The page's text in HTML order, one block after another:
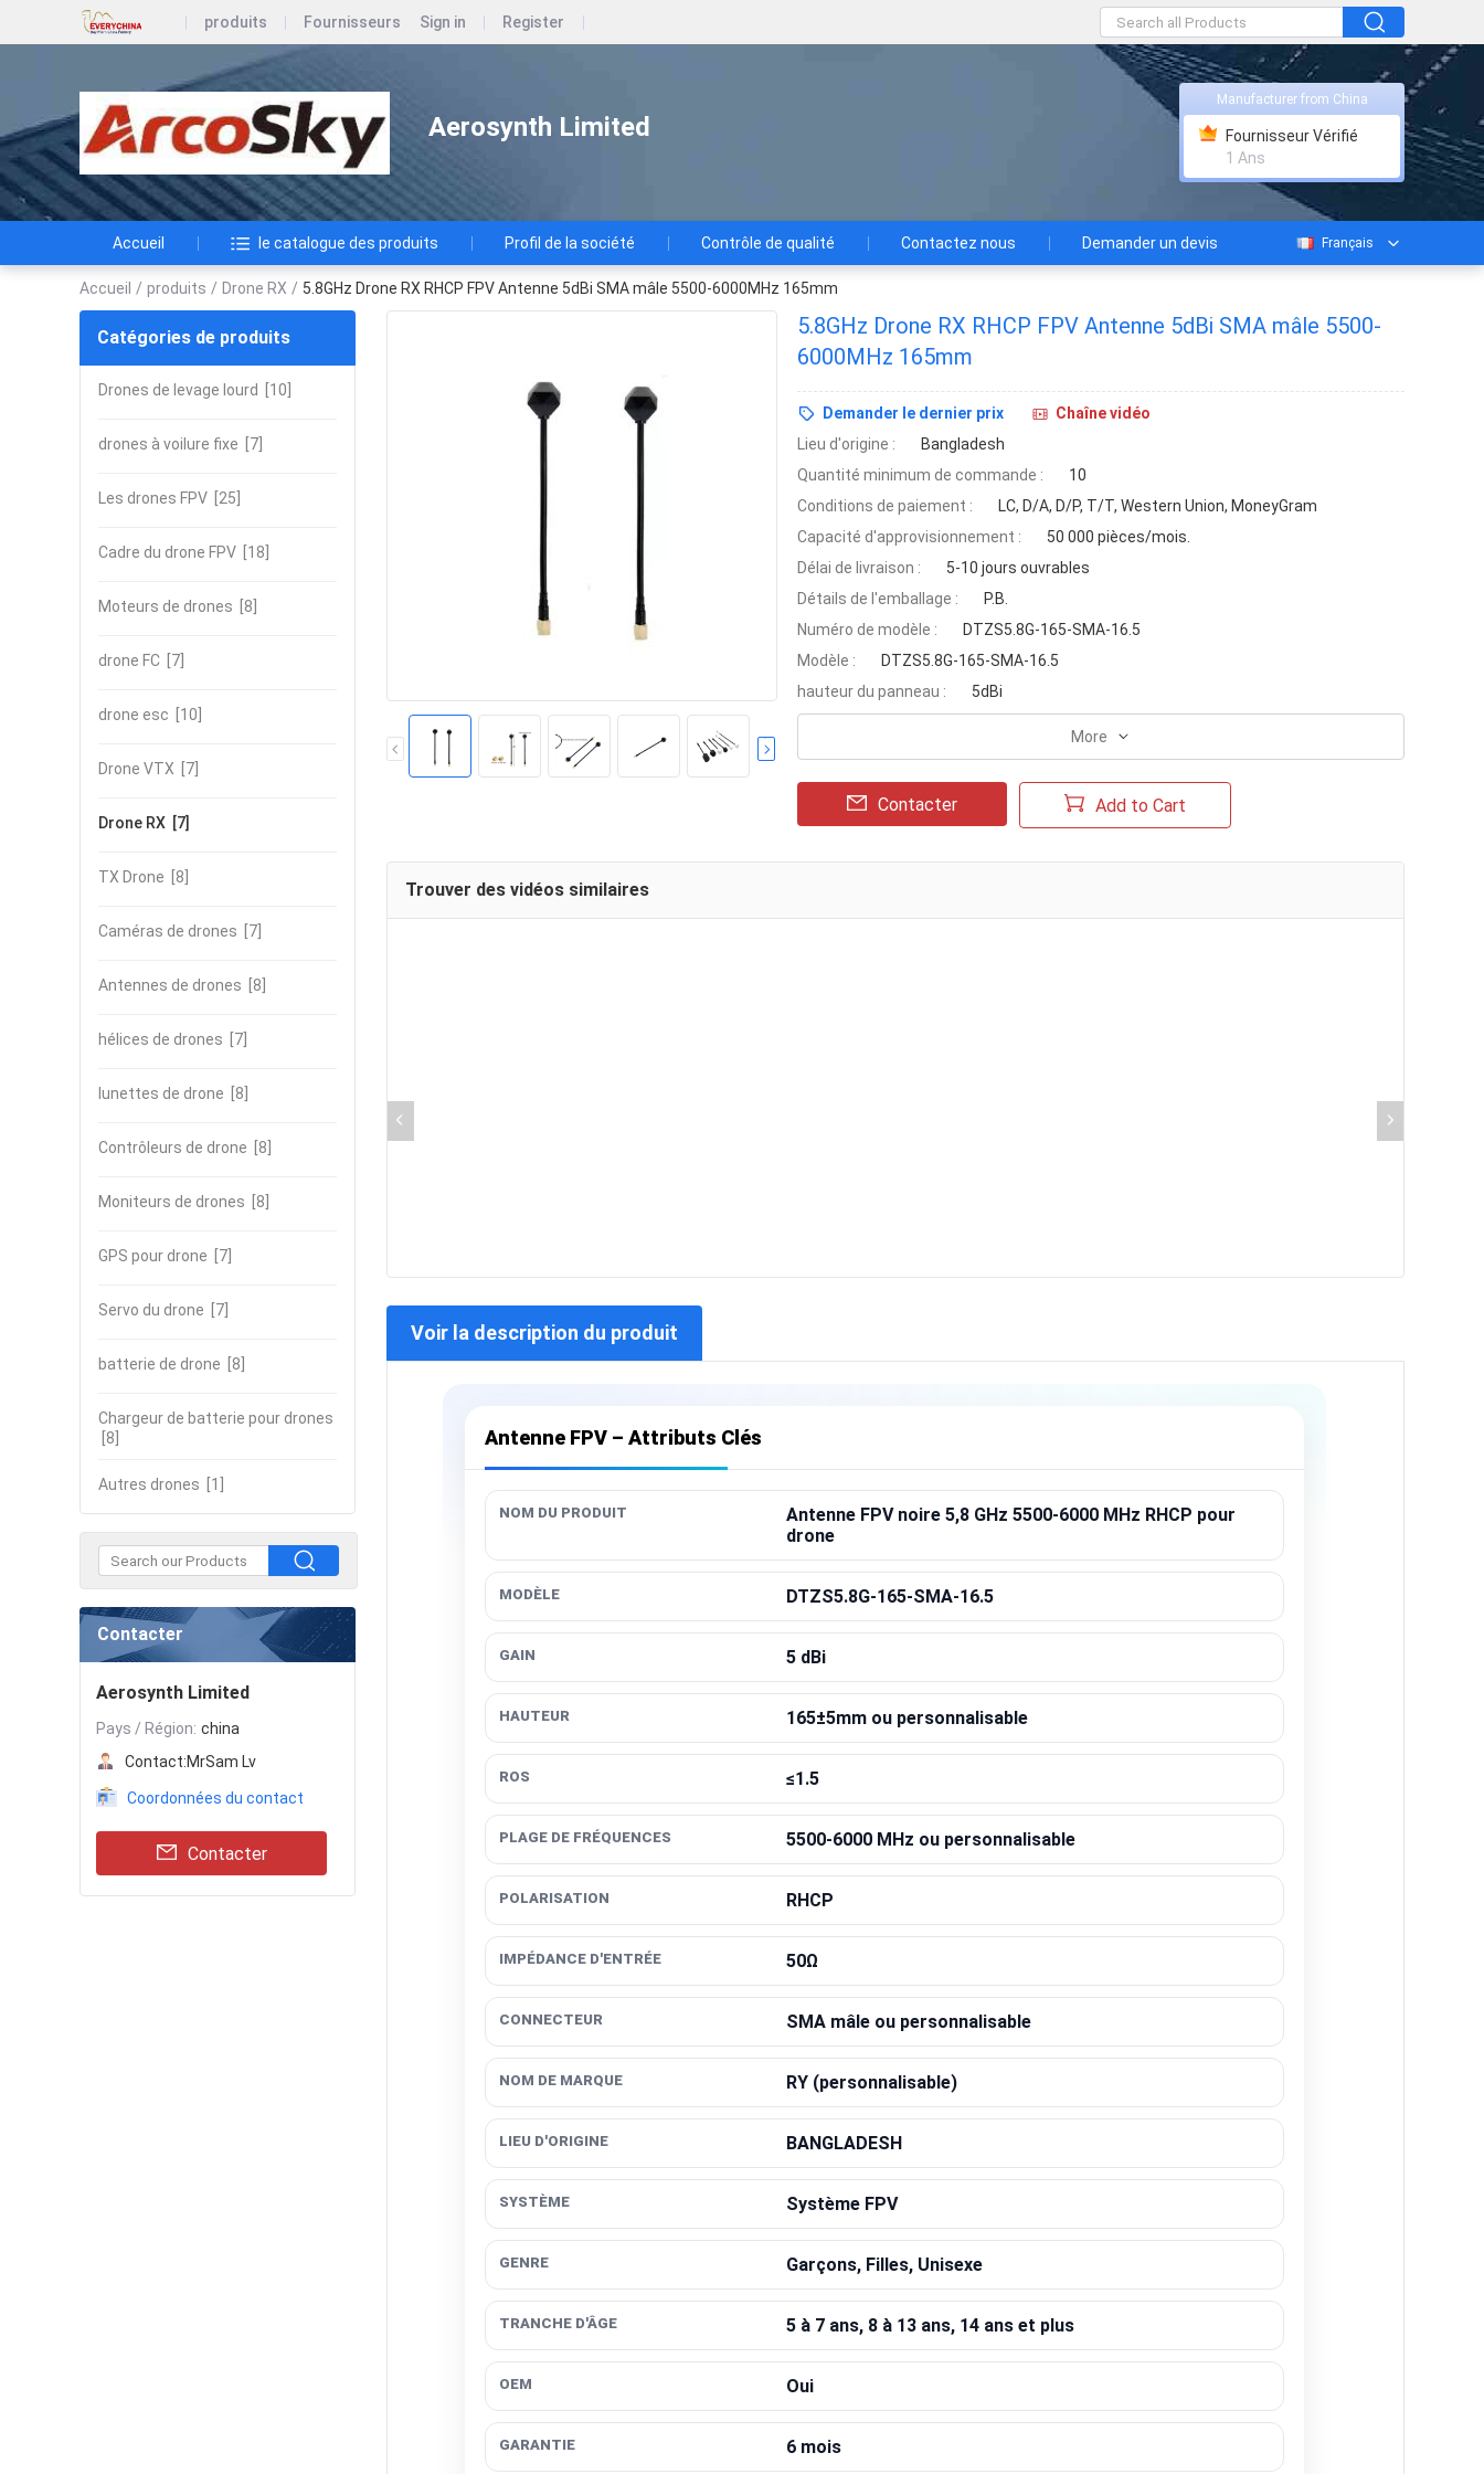
produits Fournisseurs Sign in Register
Aerosynth Limited
Manufacturer from China
Fournisseur Vérifié
1 Ans
Accueil le catalogue des produits Profil de la société Contrôle de qualité Contactez nous Demander un devis Français
Accueil / produits / Drone RX / 5.8GHz Drone RX RHCP FPV Antenne 5dBi SMA mâle 5500-6000MHz 165mm
Catégories de produits
Drones de levage lourd [10]
drones à voilure fixe [7]
Les drones FPV [25]
Cadre du drone FPV [18]
Moteurs de drones [8]
drone FC [7]
drone esc [10]
Drone VTX [7]
Drone RX [7]
TX Drone [8]
Caméras de drones [7]
Antennes de drones [8]
hélices de drones [7]
lunettes de drone [8]
Contrôleurs de drone [8]
Moniteurs de drones [8]
GPS pour drone [7]
Servo du drone [7]
batterie de drone [8]
Chargeur de batterie pour drones
[8]
Autres drones [1]
Contacter
Aerosynth Limited
Pays / Région: china
Contact:MrSam Lv
Coordonnées du contact
Contacter
5.8GHz Drone RX RHCP FPV Antenne 5dBi SMA mâle 5500-
6000MHz 165mm
Demander le dernier prix
Chaîne vidéo
Lieu d'origine :
Bangladesh
Quantité minimum de commande :
10
Conditions de paiement :
LC, D/A, D/P, T/T, Western Union, MoneyGram
Capacité d'approvisionnement :
50 000 pièces/mois.
Délai de livraison :
5-10 jours ouvrables
Détails de l'emballage :
P.B.
Numéro de modèle :
DTZS5.8G-165-SMA-16.5
Modèle :
DTZS5.8G-165-SMA-16.5
hauteur du panneau :
5dBi
More
Contacter Add to Cart
Trouver des vidéos similaires
Voir la description du produit
Antenne FPV – Attributs Clés
NOM DU PRODUIT
Antenne FPV noire 5,8 GHz 5500-6000 MHz RHCP pour
drone
MODÈLE DTZS5.8G-165-SMA-16.5
GAIN 5 dBi
HAUTEUR 165±5mm ou personnalisable
ROS ≤1.5
PLAGE DE FRÉQUENCES 5500-6000 MHz ou personnalisable
POLARISATION RHCP
IMPÉDANCE D'ENTRÉE 50Ω
CONNECTEUR SMA mâle ou personnalisable
NOM DE MARQUE RY (personnalisable)
LIEU D'ORIGINE BANGLADESH
SYSTÈME Système FPV
GENRE Garçons, Filles, Unisexe
TRANCHE D'ÂGE 5 à 7 ans, 8 à 13 ans, 14 ans et plus
OEM Oui
GARANTIE 6 mois